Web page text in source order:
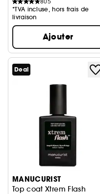
*TVA incluse, hors frais de
livraison
Ajouter
Deal
MANUCURIST
Top coat Xtrem Flash